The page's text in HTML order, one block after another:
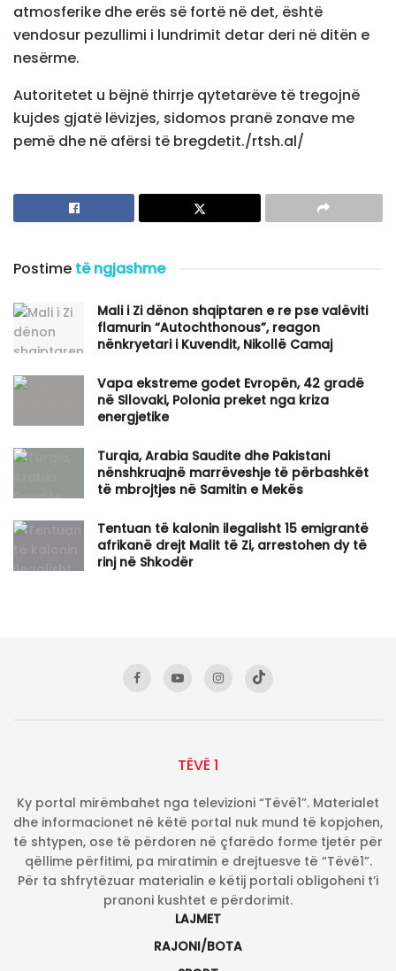
atmosferike dhe erës së fortë në det, është
vendosur pezullimi i lundrimit detar deri në ditën e
nesërme.
Autoritetet u bëjnë thirrje qytetarëve të tregojnë
kujdes gjatë lëvizjes, sidomos pranë zonave me
pemë dhe në afërsi të bregdetit./rtsh.al/
Postime të ngjashme
​Mali i Zi dënon shqiptaren e re pse valëviti
flamurin “Autochthonous”, reagon
nënkryetari i Kuvendit, Nikollë Camaj
Vapa ekstreme godet Evropën, 42 gradë
në Sllovaki, Polonia preket nga kriza
energjetike
Turqia, Arabia Saudite dhe Pakistani
nënshkruajnë marrëveshje të përbashkët
të mbrojtjes në Samitin e Mekës
Tentuan të kalonin ilegalisht 15 emigrantë
afrikanë drejt Malit të Zi, arrestohen dy të
rinj në Shkodër
TËVË 1
Ky portal mirëmbahet nga televizioni “Tëvë1”. Materialet
dhe informacionet në këtë portal nuk mund të kopjohen,
të shtypen, ose të përdoren në çfarëdo forme tjetër për
qëllime përfitimi, pa miratimin e drejtuesve të “Tëvë1”.
Për ta shfrytëzuar materialin e këtij portali obligoheni t’i
pranoni kushtet e përdorimit.
LAJMET
RAJONI/BOTA